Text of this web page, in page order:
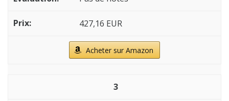
427,16 EUR
Acheter sur Amazon
3